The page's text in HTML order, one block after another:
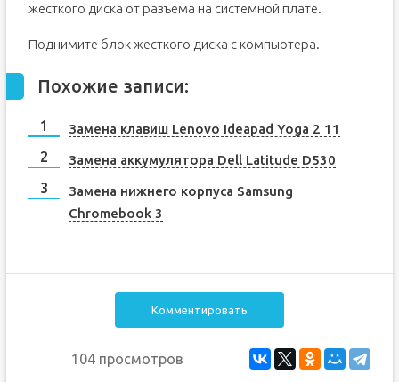
жесткого диска от разъема на системной плате.
Поднимите блок жесткого диска с компьютера.
Похожие записи:
Замена клавиш Lenovo Ideapad Yoga 2 11
Замена аккумулятора Dell Latitude D530
Замена нижнего корпуса Samsung
Chromebook 3
Комментировать
104 просмотров